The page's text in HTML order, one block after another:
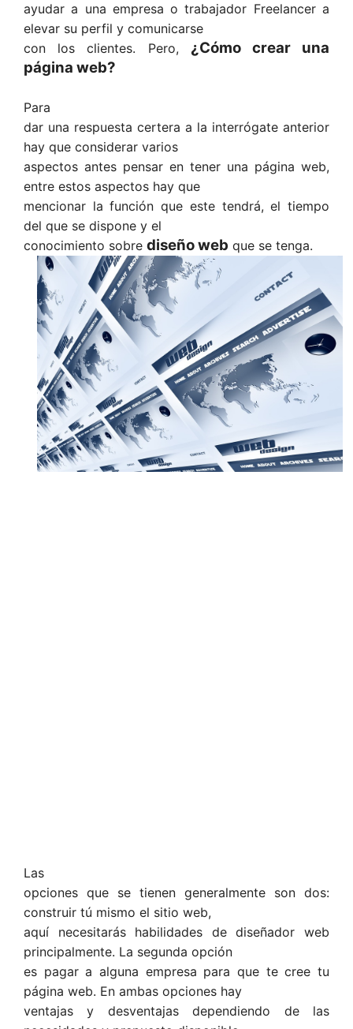
ayudar a una empresa o trabajador Freelancer a
elevar su perfil y comunicarse
con los clientes. Pero, ¿Cómo crear una
página web?
Para
dar una respuesta certera a la interrógate anterior
hay que considerar varios
aspectos antes pensar en tener una página web,
entre estos aspectos hay que
mencionar la función que este tendrá, el tiempo
del que se dispone y el
conocimiento sobre diseño web que se tenga.
Las
opciones que se tienen generalmente son dos:
construir tú mismo el sitio web,
aquí necesitarás habilidades de diseñador web
principalmente. La segunda opción
es pagar a alguna empresa para que te cree tu
página web. En ambas opciones hay
ventajas y desventajas dependiendo de las